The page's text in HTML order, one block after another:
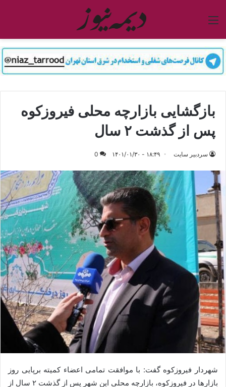
منو
بازگشایی بازارچه محلی فیروزکوه
پس از گذشت ۲ سال
سردبیر سایت ۱۸:۴۹ - ۱۴۰۱/۰۱/۳۰ 0
شهردار فیروزکوه گفت: با موافقت تمامی اعضاء کمیته برپایی روز
بازارها در فیروزکوه، بازارچه محلی این شهر پس از گذشت ۲ سال از